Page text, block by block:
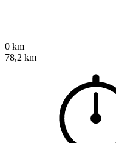
0 km
78,2 km